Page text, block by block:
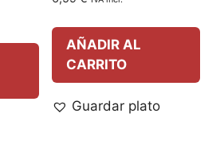
AÑADIR AL
CARRITO
Guardar plato